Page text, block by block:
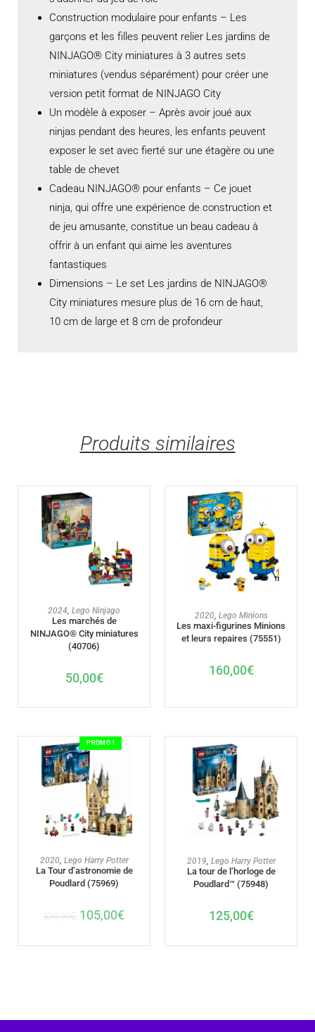
Construction modulaire pour enfants – Les
garçons et les filles peuvent relier Les jardins de
NINJAGO® City miniatures à 3 autres sets
miniatures (vendus séparément) pour créer une
version petit format de NINJAGO City
Un modèle à exposer – Après avoir joué aux
ninjas pendant des heures, les enfants peuvent
exposer le set avec fierté sur une étagère ou une
table de chevet
Cadeau NINJAGO® pour enfants – Ce jouet
ninja, qui offre une expérience de construction et
de jeu amusante, constitue un beau cadeau à
offrir à un enfant qui aime les aventures
fantastiques
Dimensions – Le set Les jardins de NINJAGO®
City miniatures mesure plus de 16 cm de haut,
10 cm de large et 8 cm de profondeur
Produits similaires
AJOUTER AU PANIER
2024, Lego Ninjago
Les marchés de
NINJAGO® City miniatures
(40706)
50,00€
AJOUTER AU PANIER
2020, Lego Minions
Les maxi-figurines Minions
et leurs repaires (75551)
160,00€
PROMO !
2020, Lego Harry Potter
La Tour d’astronomie de
Poudlard (75969)
109,99€ 105,00€
AJOUTER AU PANIER
2019 Lego Harry Potter
La tour de l’horloge de
Poudlard™ (75948)
125,00€